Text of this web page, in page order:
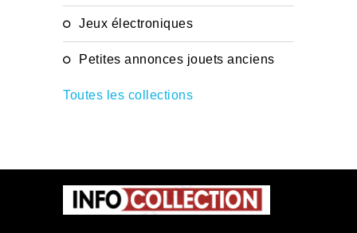
Jeux électroniques
Petites annonces jouets anciens
Toutes les collections